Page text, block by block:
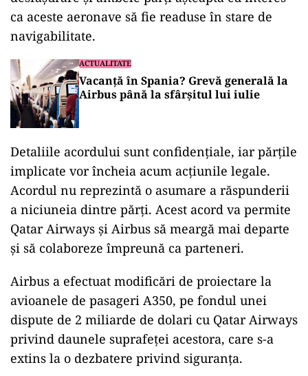
ad
Un proiect de reparații este în curs de
desfășurare și ambele părți așteaptă cu interes
ca aceste aeronave să fie readuse în stare de
navigabilitate.
Vacanță în Spania? Grevă generală la
Airbus până la sfârșitul lui iulie
Detaliile acordului sunt confidențiale, iar părțile